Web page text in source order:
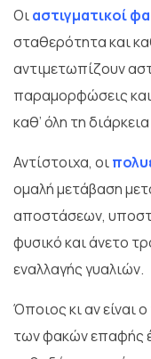
Οιαστιγματικοί
σταθερότητα και
αντιμετωπίζουν
παραμορφώσεις
καθ’ όλη τη
Αντίστοιχα, οι
ομαλή μετάβαση
αποστάσεων,
φυσικό και άνετο
εναλλαγής γυαλιών.
Όποιος κι αν είναι
των φακών επαφής